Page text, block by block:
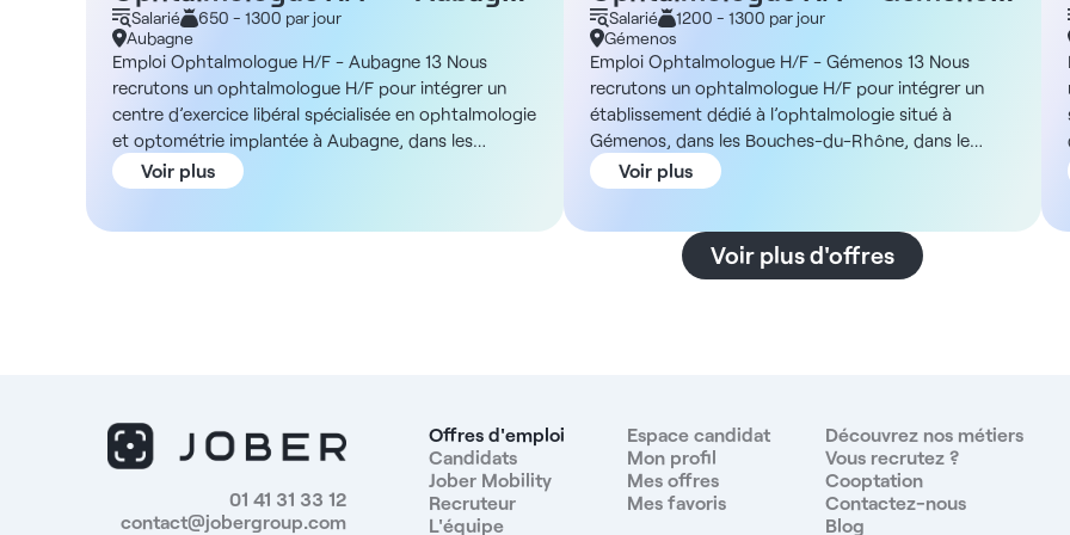
13Salarié
650 - 1300 par jour
Aubagne
Emploi Ophtalmologue H/F - Aubagne 13 Nous
recrutons un ophtalmologue H/F pour intégrer un
centre d’exercice libéral spécialisée en ophtalmologie
et optométrie implantée à Aubagne, dans les
Bouches-du-Rhône, dans le cadre d’un contrat
salarié ou libéral en collaboration. Description et
sur place, avec un accompagnement infirmier. Le
rythme est adapté à une optimisation de la pratique
médicale, avec une moyenne de 50 à 60 patients par
jour, de 9h00 à 17h15. Une formation interne est
Voir plus
13Salarié
1200 - 1300 par jour
Gémenos
Emploi Ophtalmologue H/F - Gémenos 13 Nous
recrutons un ophtalmologue H/F pour intégrer un
établissement dédié à l’ophtalmologie situé à
Gémenos, dans les Bouches-du-Rhône, dans le
cadre d’un contrat salarié ou d’une collaboration
libérale. Description et missions Vous exercerez au
des soins et le confort de travail des praticiens. Vous
serez en charge de la consultation en ophtalmologie
envisageable grâce à un réseau de partenaires.
L’organisation du temps de travail est adaptée pour
garantir un équilibre entre performance médicale et
qualité de vie, avec un rythme allant de 50 à 60
Voir plus
Voir plus d'offres
01 41 31 33 12
contact@jobergroup.com
Offres d'emploi
Candidats
Jober Mobility
Recruteur
L'équipe
Espace candidat
Mon profil
Mes offres
Mes favoris
Découvrez nos métiers
Vous recrutez ?
Cooptation
Contactez-nous
Blog